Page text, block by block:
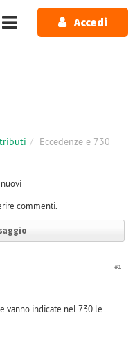
Accedi
Eccedenze e 730
commenti.
#1
vanno indicate nel 730 le